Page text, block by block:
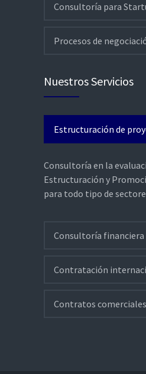
Consultoría para
Procesos de
Nuestros Servicios
Estructuración de
Consultoría en la
Estructuración y
para todo tipo de
Consultoría financiera
Contratación
Contratos comerciales